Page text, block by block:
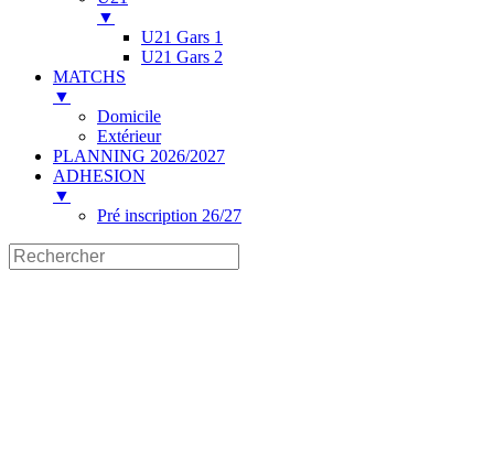
▼
U21 Gars 1
U21 Gars 2
MATCHS
▼
Domicile
Extérieur
PLANNING 2026/2027
ADHESION
▼
Pré inscription 26/27